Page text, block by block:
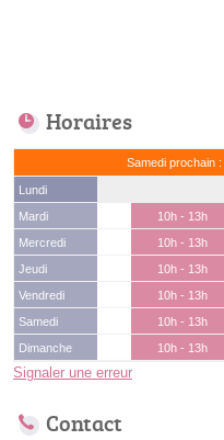
Horaires
Samedi prochain :
Lundi
Mardi
10h - 13h
Mercredi
10h - 13h
Jeudi
10h - 13h
Vendredi
10h - 13h
Samedi
10h - 13h
Dimanche
10h - 13h
Signaler une erreur
Contact